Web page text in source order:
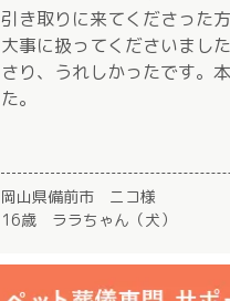
引き取りに来てくださった
大事に扱ってくださいまし
さり、うれしかったです。
た。
岡山県備前市 ニコ様
16歳 ララちゃん（犬）